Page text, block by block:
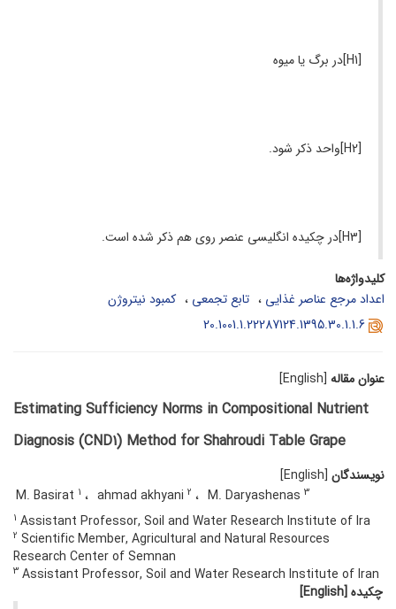
[H1]در برگ یا میوه
[H2]واحد ذکر شود.
[H3]در چکیده انگلیسی عنصر روی هم ذکر شده است.
کلیدواژه‌ها
اعداد مرجع عناصر غذایی
تابع تجمعی
کمبود نیتروژن
20.1001.1.22287124.1395.30.1.1.6
عنوان مقاله [English]
Estimating Sufficiency Norms in Compositional Nutrient
Diagnosis (CND1) Method for Shahroudi Table Grape
نویسندگان [English]
M. Basirat 1 ahmad akhyani 2 M. Daryashenas 3
1 Assistant Professor, Soil and Water Research Institute of Ira
2 Scientific Member, Agricultural and Natural Resources
Research Center of Semnan
3 Assistant Professor, Soil and Water Research Institute of Iran
چکیده [English]